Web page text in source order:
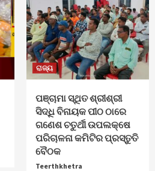
ରାଜ୍ୟ
ପଞ୍ଚାମା ସ୍ଥିତ ଶ୍ରୀଶ୍ରୀ
ସିଦ୍ଧି ବିନାୟକ ପୀଠ ଠାରେ
ଗଣେଶ ଚତୁର୍ଥୀ ଉପଲକ୍ଷେ
ପରିଚାଳନା କମିଟିର ପ୍ରସ୍ତୁତି
ବୈଠକ
Teerthkhetra